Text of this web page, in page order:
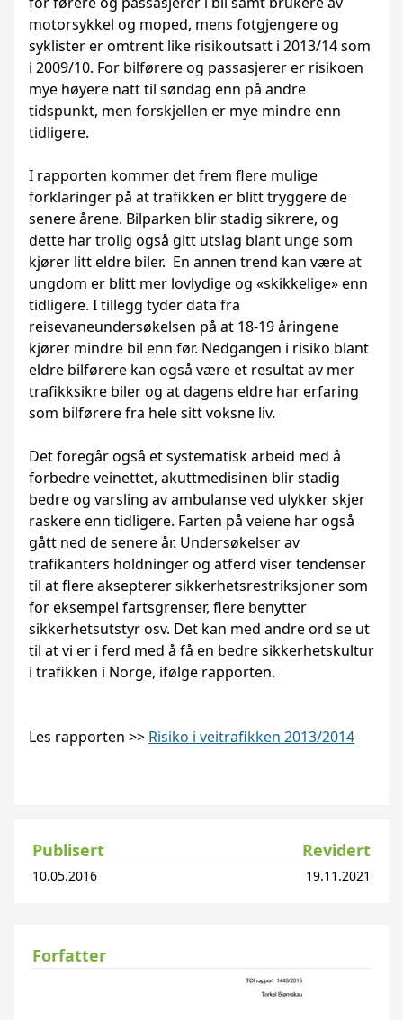
motorsykkel og moped, mens fotgjengere og
syklister er omtrent like risikoutsatt i 2013/14 som
i 2009/10. For bilførere og passasjerer er risikoen
mye høyere natt til søndag enn på andre
tidspunkt, men forskjellen er mye mindre enn
tidligere.
I rapporten kommer det frem flere mulige
forklaringer på at trafikken er blitt tryggere de
senere årene. Bilparken blir stadig sikrere, og
dette har trolig også gitt utslag blant unge som
kjører litt eldre biler. En annen trend kan være at
ungdom er blitt mer lovlydige og «skikkelige» enn
tidligere. I tillegg tyder data fra
reisevaneundersøkelsen på at 18-19 åringene
kjører mindre bil enn før. Nedgangen i risiko blant
eldre bilførere kan også være et resultat av mer
trafikksikre biler og at dagens eldre har erfaring
som bilførere fra hele sitt voksne liv.
Det foregår også et systematisk arbeid med å
forbedre veinettet, akuttmedisinen blir stadig
bedre og varsling av ambulanse ved ulykker skjer
raskere enn tidligere. Farten på veiene har også
gått ned de senere år. Undersøkelser av
trafikanters holdninger og atferd viser tendenser
til at flere aksepterer sikkerhetsrestriksjoner som
for eksempel fartsgrenser, flere benytter
sikkerhetsutstyr osv. Det kan med andre ord se ut
til at vi er i ferd med å få en bedre sikkerhetskultur
i trafikken i Norge, ifølge rapporten.
Les rapporten >> Risiko i veitrafikken 2013/2014
Publisert Revidert
10.05.2016 19.11.2021
Forfatter